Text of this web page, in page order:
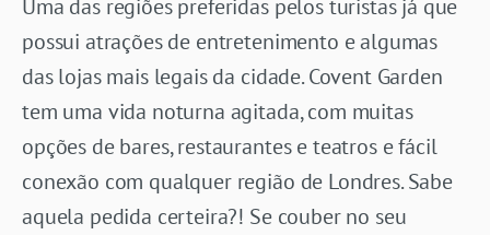
Uma das regiões preferidas pelos turistas já que
possui atrações de entretenimento e algumas
das lojas mais legais da cidade. Covent Garden
tem uma vida noturna agitada, com muitas
opções de bares, restaurantes e teatros e fácil
conexão com qualquer região de Londres. Sabe
aquela pedida certeira?! Se couber no seu